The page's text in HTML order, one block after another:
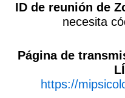
ID de reunión de
necesita
Página de
https://